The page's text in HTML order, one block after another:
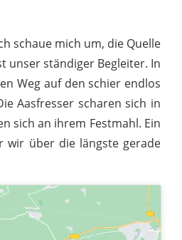
schaue mich um, die Quelle
unser ständiger Begleiter. In
Weg auf den schier endlos
Aasfresser scharen sich in
sich an ihrem Festmahl. Ein
wir über die längste gerade